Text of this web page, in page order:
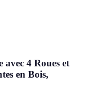
4 Roues et
en Bois,